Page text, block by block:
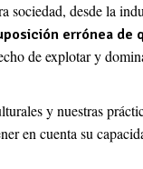
sociedad, desde la
errónea de
de explotar y
y nuestras
en cuenta su